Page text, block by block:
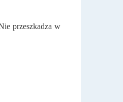
przeszkadza w